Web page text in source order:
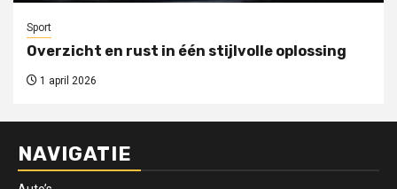
Sport
Overzicht en rust in één stijlvolle oplossing
1 april 2026
NAVIGATIE